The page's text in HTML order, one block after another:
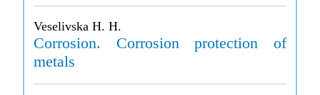
Veselivska H. H.
Corrosion. Corrosion protection of
metals